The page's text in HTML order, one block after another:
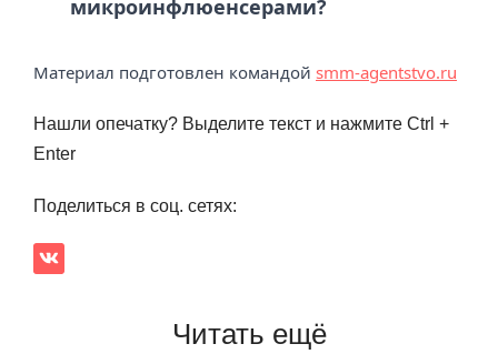
микроинфлюенсерами?
Материал подготовлен командой smm-agentstvo.ru
Нашли опечатку? Выделите текст и нажмите Ctrl +
Enter
Поделиться в соц. сетях:
Читать ещё